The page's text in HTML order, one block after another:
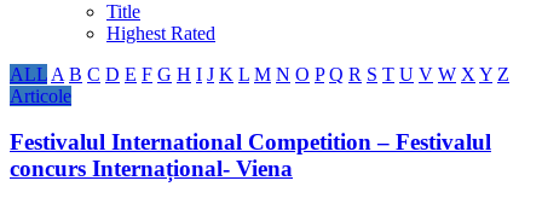
Title
Highest Rated
ALL A B C D E F G H I J K L M N O P Q R S T U V W X Y Z
Articole
Festivalul International Competition – Festivalul
concurs Internațional- Viena